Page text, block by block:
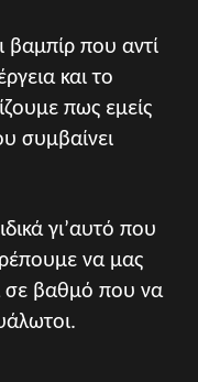
βαμπίρ που αντί
και το
πως εμείς
συμβαίνει
γι’αυτό που
να μας
σε βαθμό που να